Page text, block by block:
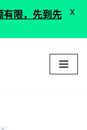
限，先到先
X